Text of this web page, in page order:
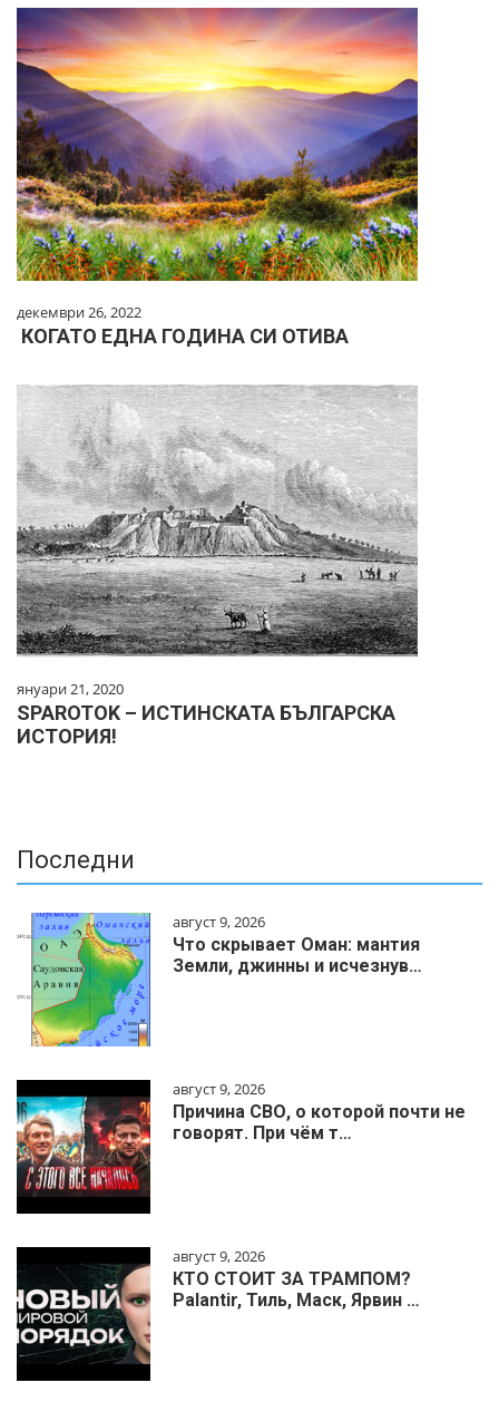
декември 26, 2022
КОГАТО ЕДНА ГОДИНА СИ ОТИВА
януари 21, 2020
SPAROTOK – ИСТИНСКАТА БЪЛГАРСКА
ИСТОРИЯ!
Последни
август 9, 2026
Что скрывает Оман: мантия
Земли, джинны и исчезнув…
август 9, 2026
Причина СВО, о которой почти не
говорят. При чём т…
август 9, 2026
КТО СТОИТ ЗА ТРАМПОМ?
Palantir, Тиль, Маск, Ярвин …